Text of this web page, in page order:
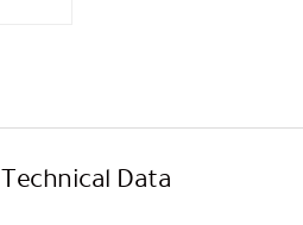
Technical Data